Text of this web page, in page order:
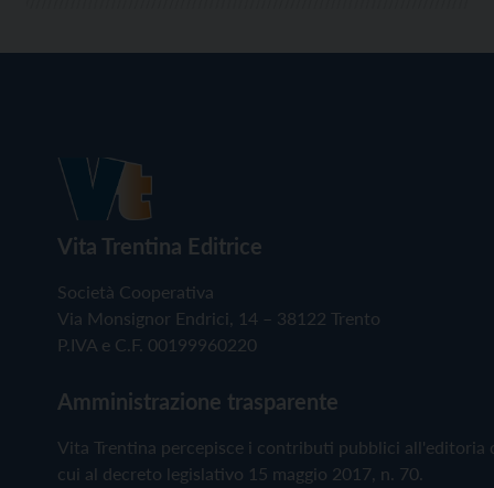
Vita Trentina Editrice
Società Cooperativa
Via Monsignor Endrici, 14 – 38122 Trento
P.IVA e C.F. 00199960220
Amministrazione trasparente
Vita Trentina percepisce i contributi pubblici all'editoria
cui al decreto legislativo 15 maggio 2017, n. 70.